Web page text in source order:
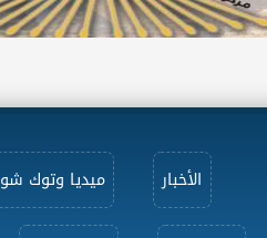
الأخبار ميديا وتوك شو